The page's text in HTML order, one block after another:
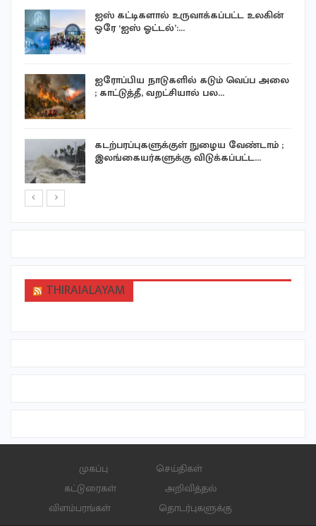
ஐஸ் கட்டிகளால் உருவாக்கப்பட்ட உலகின்
ஒரே ‘ஐஸ் ஓட்டல்’:…
ஐரோப்பிய நாடுகளில் கடும் வெப்ப அலை
; காட்டுத்தீ, வறட்சியால் பல…
கடற்பரப்புகளுக்குள் நுழைய வேண்டாம் ;
இலங்கையர்களுக்கு விடுக்கப்பட்ட…
THIRAIALAYAM
முகப்பு
செய்திகள்
கட்டுரைகள்
அறிவித்தல்
விளம்பரங்கள்
தொடர்புகளுக்கு